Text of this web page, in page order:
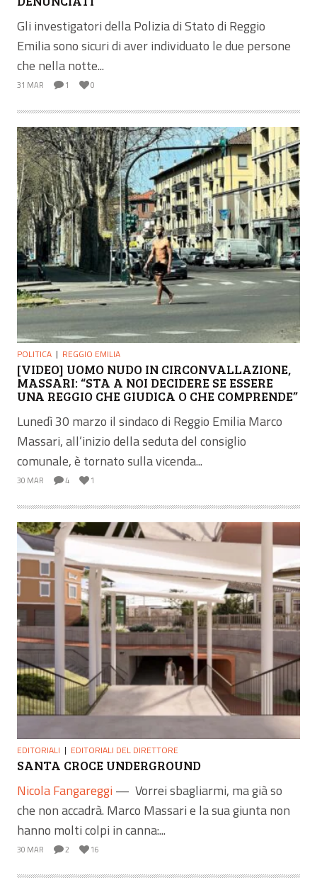
Gli investigatori della Polizia di Stato di Reggio
Emilia sono sicuri di aver individuato le due persone
che nella notte...
31 MAR 1 0
POLITICA REGGIO EMILIA
[VIDEO] UOMO NUDO IN CIRCONVALLAZIONE,
MASSARI: “STA A NOI DECIDERE SE ESSERE
UNA REGGIO CHE GIUDICA O CHE COMPRENDE”
Lunedì 30 marzo il sindaco di Reggio Emilia Marco
Massari, all’inizio della seduta del consiglio
comunale, è tornato sulla vicenda...
30 MAR 4 1
EDITORIALI EDITORIALI DEL DIRETTORE
SANTA CROCE UNDERGROUND
Nicola Fangareggi — Vorrei sbagliarmi, ma già so
che non accadrà. Marco Massari e la sua giunta non
hanno molti colpi in canna:...
30 MAR 2 16